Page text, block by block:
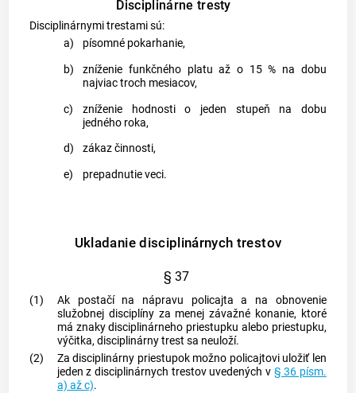
Disciplinárne tresty
Disciplinárnymi trestami sú:
a)
písomné pokarhanie,
b)
zníženie funkčného platu až o 15 % na dobu
najviac troch mesiacov,
c)
zníženie hodnosti o jeden stupeň na dobu
jedného roka,
d)
zákaz činnosti,
e)
prepadnutie veci.
Ukladanie disciplinárnych trestov
§ 37
(1)
Ak postačí na nápravu policajta a na obnovenie
služobnej disciplíny za menej závažné konanie, ktoré
má znaky disciplinárneho priestupku alebo priestupku,
výčitka, disciplinárny trest sa neuloží.
(2)
Za disciplinárny priestupok možno policajtovi uložiť len
jeden z disciplinárnych trestov uvedených v § 36 písm.
a) až c).